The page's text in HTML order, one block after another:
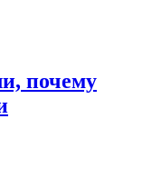
почему